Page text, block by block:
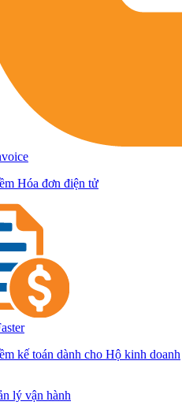
Hóa đơn điện tử
kế toán dành cho Hộ kinh doanh
lý vận hành